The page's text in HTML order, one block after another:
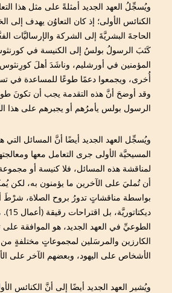
ويُسجِّلُ العهد الجديد أمثلةً على مثل هذا
الكنائس الأولى؛ إذ كان التعاوُن يهدف إلى
الحاجةَ البشريَّةَ إلى الشركة والإرساليَّات
كَتَبَ الرسولُ بولسُ إلى الكنيسة في
المؤمنين في أورشليم، وناشَدَ أهلَ
أُخرى، ويجمعوا دعمًا طوعًا للمساعدة في
وقد أوضحَ أنَّ هذه التقدمة يجب أن تكونَ
الرسول بولس يأمرُهم أو يجبرهم على هذا الأمر
ويُسجِّل العهد الجديد أيضًا أنَّ المسائل
المسيحيَّة الأولى جرى التعامل معها
لمناقشة هذه المسائل، فلا كنيسة أو
أن تُمليَ على الآخرين ما يؤمنون به، لكن
بواسطة مناقشاتٍ تدورُ بروح الصلاة، شرْطَ
الطوعيِّ في العهد الجديد، هو الموافقة
الكارزين والمرسَلين لمجموعاتٍ مختلفةٍ
الأشخاص على اليهود، وبعضهم الآخر على الأمم
ويُشير العهد الجديد أيضًا إلى أنَّ الكنائس